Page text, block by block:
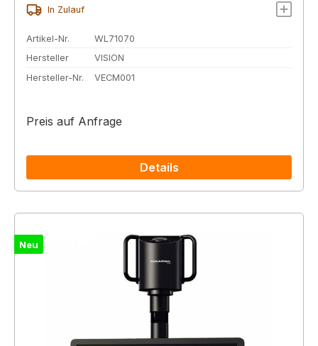
In Zulauf
Artikel-Nr.
WL71070
Hersteller
VISION
Hersteller-Nr.
VECM001
Preis auf Anfrage
Details
Neu